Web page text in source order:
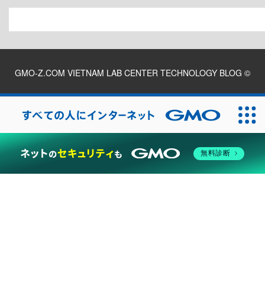
GMO-Z.COM VIETNAM LAB CENTER TECHNOLOGY BLOG ©
2026
無料診断